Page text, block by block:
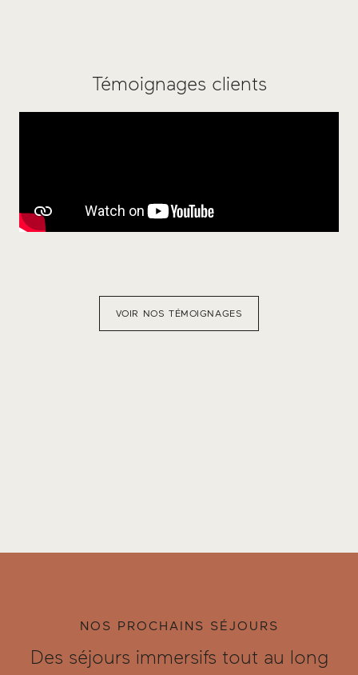
Témoignages clients
VOIR NOS TÉMOIGNAGES
NOS PROCHAINS SÉJOURS
Des séjours immersifs tout au long